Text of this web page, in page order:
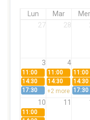
Lun Mar Mer
27
28
3 4
11:00 11:00 11:00
14:30
14:30 14:30
17:30
+2 more 17:30
10 11
11:00